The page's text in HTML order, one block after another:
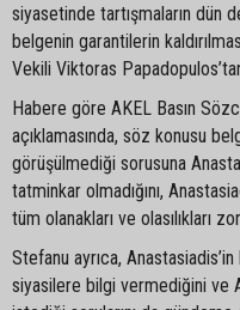
siyasetinde tartışmaların dün
belgenin garantilerin
Vekili Viktoras
Habere göre AKEL Basın
açıklamasında, söz konusu
görüşülmediği sorusuna
tatminkar olmadığını,
tüm olanakları ve olasılıkları
Stefanu ayrıca,
siyasilere bilgi vermediğini ve